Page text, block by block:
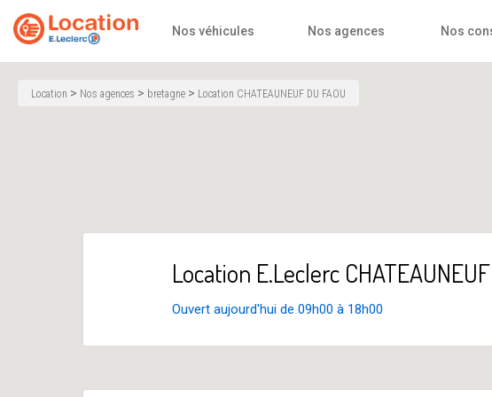
Accueil
Nos véhicules Nos agences Nos
Location > Nos agences > bretagne > Location CHATEAUNEUF DU FAOU
Location E.Leclerc
Ouvert aujourd'hui de 09h00 à 18h00